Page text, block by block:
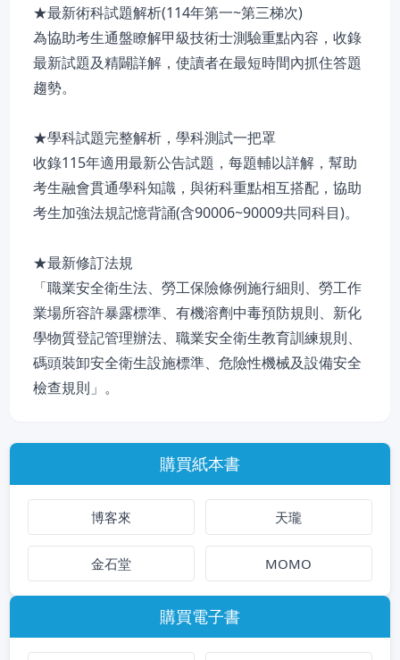
★最新術科試題解析(114年第一~第三梯次)
為協助考生通盤瞭解甲級技術士測驗重點內容，收錄
最新試題及精闢詳解，使讀者在最短時間內抓住答題
趨勢。
★學科試題完整解析，學科測試一把罩
收錄115年適用最新公告試題，每題輔以詳解，幫助
考生融會貫通學科知識，與術科重點相互搭配，協助
考生加強法規記憶背誦(含90006~90009共同科目)。
★最新修訂法規
「職業安全衛生法、勞工保險條例施行細則、勞工作
業場所容許暴露標準、有機溶劑中毒預防規則、新化
學物質登記管理辦法、職業安全衛生教育訓練規則、
碼頭裝卸安全衛生設施標準、危險性機械及設備安全
檢查規則」。
購買紙本書
博客來 天瓏
金石堂 MOMO
購買電子書